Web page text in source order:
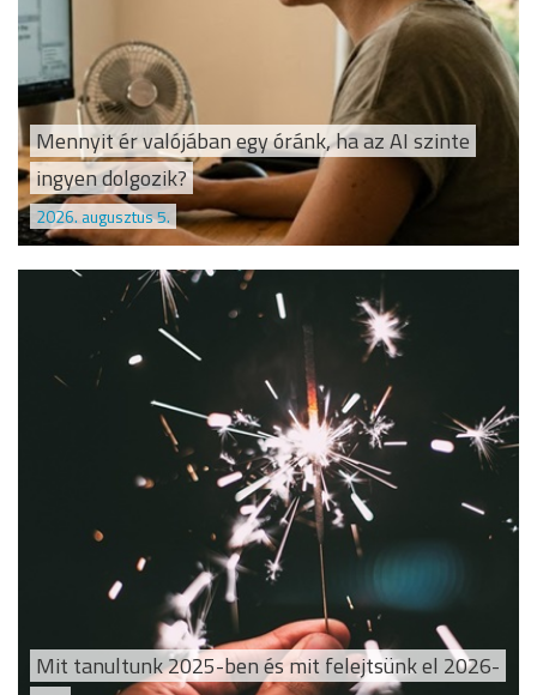
Mennyit ér valójában egy óránk, ha az AI szinte
ingyen dolgozik?
2026. augusztus 5.
Mit tanultunk 2025-ben és mit felejtsünk el 2026-